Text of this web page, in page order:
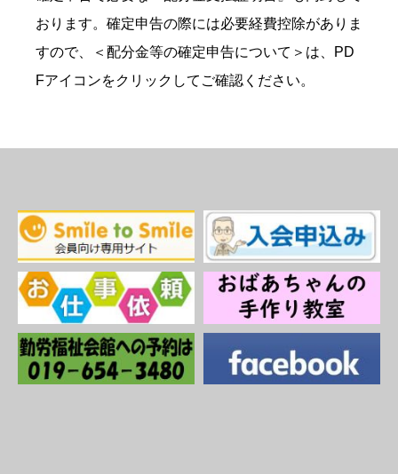
おります。確定申告の際には必要経費控除がありま
すので、＜配分金等の確定申告について＞は、PD
Fアイコンをクリックしてご確認ください。